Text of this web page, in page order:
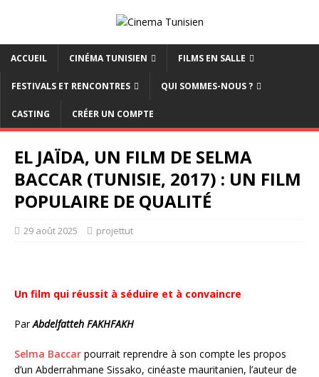
ACCUEIL CINÉMA TUNISIEN FILMS EN SALLE
FESTIVALS ET RENCONTRES QUI SOMMES-NOUS ?
CASTING CRÉER UN COMPTE
EL JAÏDA, UN FILM DE SELMA
BACCAR (TUNISIE, 2017) : UN FILM
POPULAIRE DE QUALITÉ
29 août 2025 projettut
Un film qui réussit à séduire et à convaincre
ParAbdelfatteh FAKHFAKH
Selma Baccar pourrait reprendre à son compte les propos
d’un Abderrahmane Sissako, cinéaste mauritanien, l’auteur de